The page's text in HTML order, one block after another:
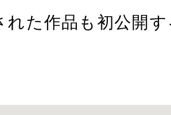
れた作品も初公開